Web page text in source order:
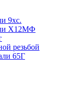
9хс.
Х12МФ
резьбой
65Г